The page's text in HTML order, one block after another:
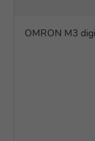
OMRON M3